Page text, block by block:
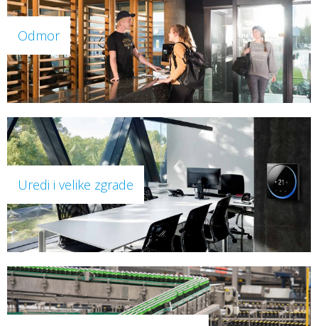
Odmor
Uredi i velike zgrade